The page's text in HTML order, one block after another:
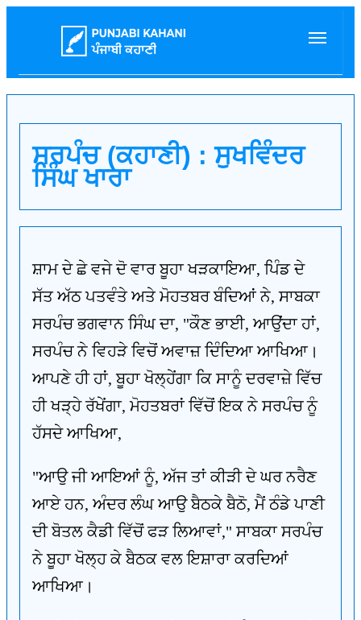
ਸਰਪੰਚ (ਕਹਾਣੀ) : ਸੁਖਵਿੰਦਰ
ਸਿੰਘ ਖਾਰਾ
ਸ਼ਾਮ ਦੇ ਛੇ ਵਜੇ ਦੋ ਵਾਰ ਬੂਹਾ ਖੜਕਾਇਆ, ਪਿੰਡ ਦੇ
ਸੱਤ ਅੱਠ ਪਤਵੰਤੇ ਅਤੇ ਮੋਹਤਬਰ ਬੰਦਿਆਂ ਨੇ, ਸਾਬਕਾ
ਸਰਪੰਚ ਭਗਵਾਨ ਸਿੰਘ ਦਾ, "ਕੌਣ ਭਾਈ, ਆਉਂਦਾ ਹਾਂ,
ਸਰਪੰਚ ਨੇ ਵਿਹੜੇ ਵਿਚੋਂ ਅਵਾਜ਼ ਦਿੰਦਿਆ ਆਖਿਆ।
ਆਪਣੇ ਹੀ ਹਾਂ, ਬੂਹਾ ਖੋਲ੍ਹੇਂਗਾ ਕਿ ਸਾਨੂੰ ਦਰਵਾਜ਼ੇ ਵਿੱਚ
ਹੀ ਖੜ੍ਹੇ ਰੱਖੇਂਗਾ, ਮੋਹਤਬਰਾਂ ਵਿੱਚੋਂ ਇਕ ਨੇ ਸਰਪੰਚ ਨੂੰ
ਹੱਸਦੇ ਆਖਿਆ,
"ਆਉ ਜੀ ਆਇਆਂ ਨੂੰ, ਅੱਜ ਤਾਂ ਕੀੜੀ ਦੇ ਘਰ ਨਰੈਣ
ਆਏ ਹਨ, ਅੰਦਰ ਲੰਘ ਆਉ ਬੈਠਕੇ ਬੈਠੋ, ਮੈਂ ਠੰਡੇ ਪਾਣੀ
ਦੀ ਬੋਤਲ ਕੈਡੀ ਵਿੱਚੋਂ ਫੜ ਲਿਆਵਾਂ," ਸਾਬਕਾ ਸਰਪੰਚ
ਨੇ ਬੂਹਾ ਖੋਲ੍ਹ ਕੇ ਬੈਠਕ ਵਲ ਇਸ਼ਾਰਾ ਕਰਦਿਆਂ
ਆਖਿਆ।